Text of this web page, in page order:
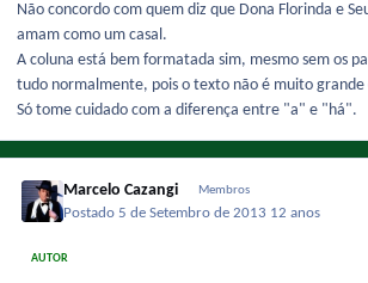
Não concordo com quem diz que Dona Florinda e
amam como um casal.
A coluna está bem formatada sim, mesmo sem os
tudo normalmente, pois o texto não é muito
Só tome cuidado com a diferença entre "a" e "há".
Marcelo Cazangi Membros
Postado 5 de Setembro de 2013 12 anos
AUTOR